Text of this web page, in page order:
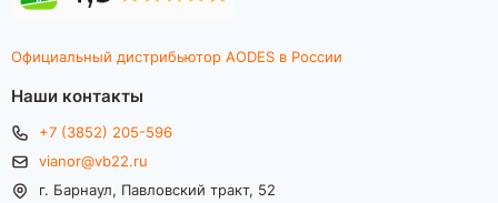
Официальный дистрибьютор AODES в России
Наши контакты
+7 (3852) 205-596
vianor@vb22.ru
г. Барнаул, Павловский тракт, 52